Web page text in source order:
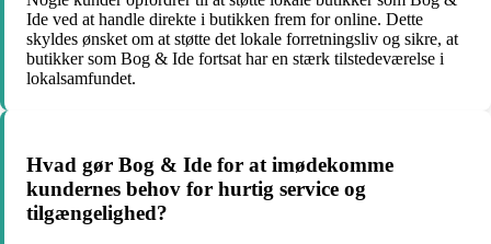
Ide ved at handle direkte i butikken frem for online. Dette
skyldes ønsket om at støtte det lokale forretningsliv og sikre, at
butikker som Bog & Ide fortsat har en stærk tilstedeværelse i
lokalsamfundet.
Hvad gør Bog & Ide for at imødekomme
kundernes behov for hurtig service og
tilgængelighed?